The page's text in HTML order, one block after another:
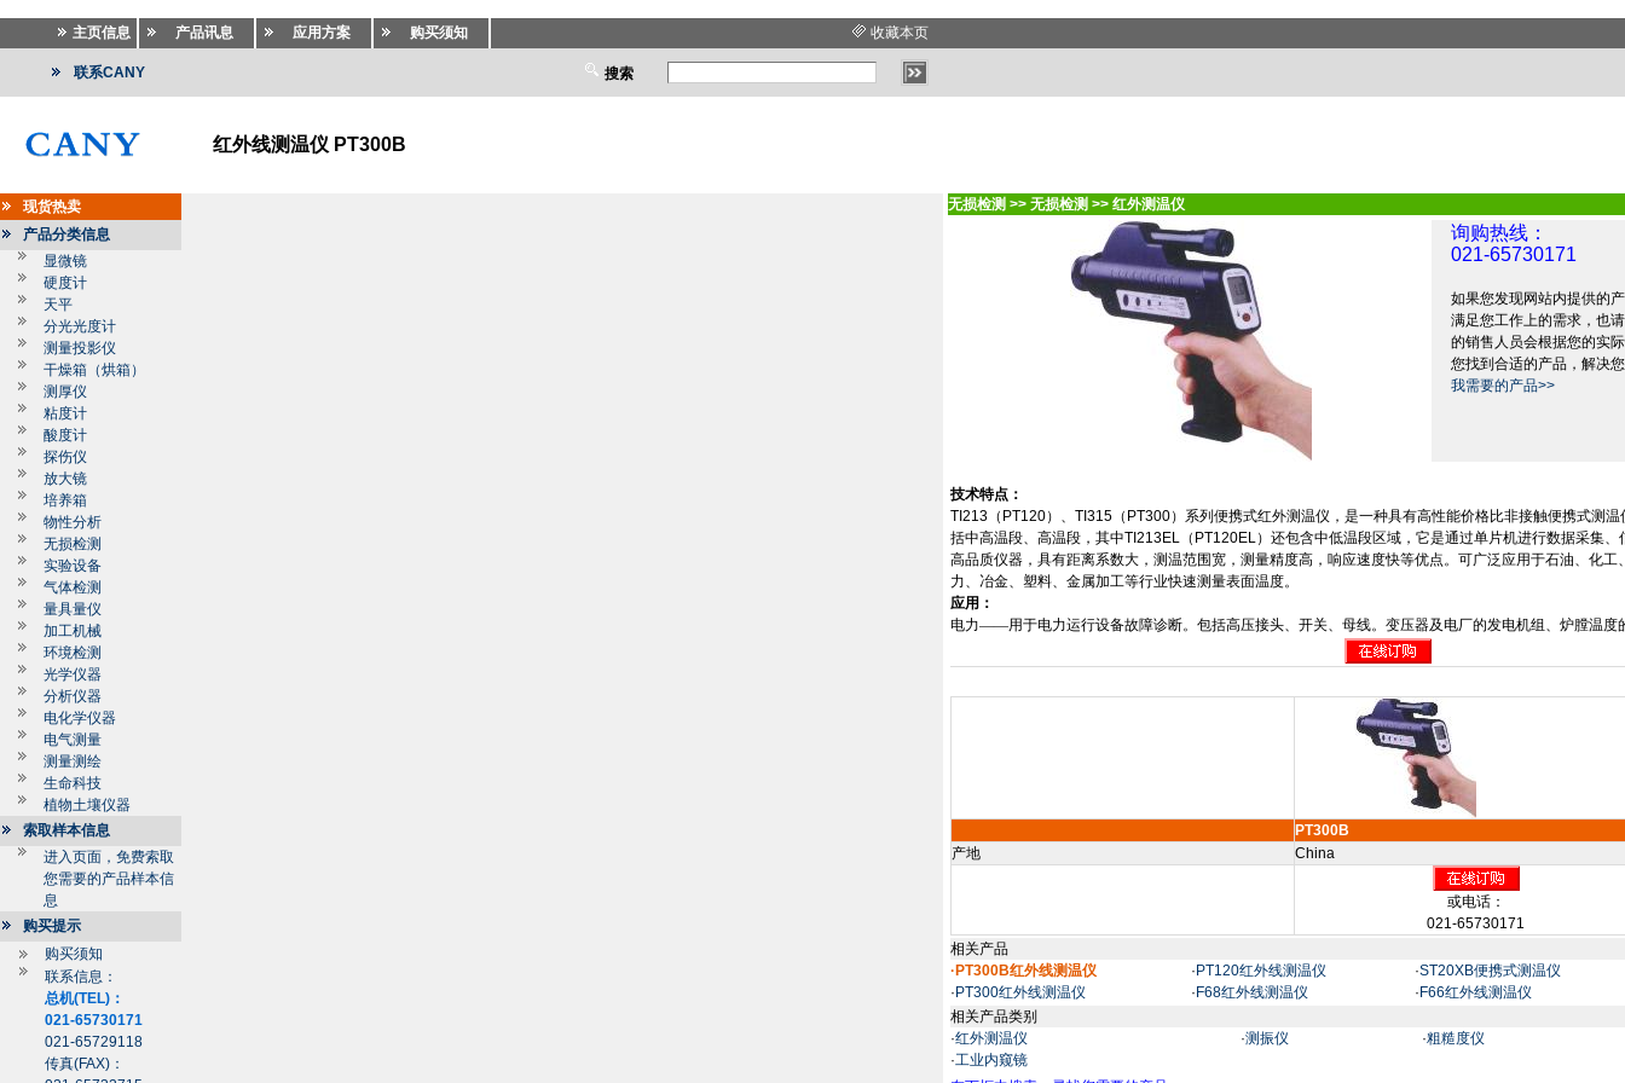
主页信息 产品讯息 应用方案 购买须知 收藏本页
联系CANY 搜索
红外线测温仪 PT300B
现货热卖
产品分类信息
显微镜
硬度计
天平
分光光度计
测量投影仪
干燥箱（烘箱）
测厚仪
粘度计
酸度计
探伤仪
放大镜
培养箱
物性分析
无损检测
实验设备
气体检测
量具量仪
加工机械
环境检测
光学仪器
分析仪器
电化学仪器
电气测量
测量测绘
生命科技
植物土壤仪器
索取样本信息
进入页面，免费索取
您需要的产品样本信
息
购买提示
购买须知
联系信息：
总机(TEL)：
021-65730171
021-65729118
传真(FAX)：
无损检测 >> 无损检测 >> 红外测温仪
询购热线：
021-65730171
如果您发现网站内提供的
满足您工作上的需求，也
的销售人员会根据您的实
您找到合适的产品，解决
我需要的产品>>
技术特点：
TI213 （ PT120）、 TI315 （ PT300）系列便携式红外测温仪，是一种具有高性能价格比非接触便携式测
括中高温段、高温段，其中TI213EL （ PT120EL）还包含中低温段区域，它是通过单片机进行数据采集
高品质仪器，具有距离系数大，测温范围宽，测量精度高，响应速度快等优点。可广泛应用于石油、化工
力、冶金、塑料、金属加工等行业快速测量表面温度。
应用：
电力——用于电力运行设备故障诊断。包括高压接头、开关、母线。变压器及电厂的发电机组、炉膛温度
PT300B
产地
China
或电话：
021-65730171
相关产品
·PT300B红外线测温仪
· PT120红外线测温仪 ·ST20XB便携式测温仪
· PT300红外线测温仪 · F68红外线测温仪 · F66红外线测温仪
相关产品类别
·红外测温仪 ·测振仪 ·粗糙度仪
·工业内窥镜